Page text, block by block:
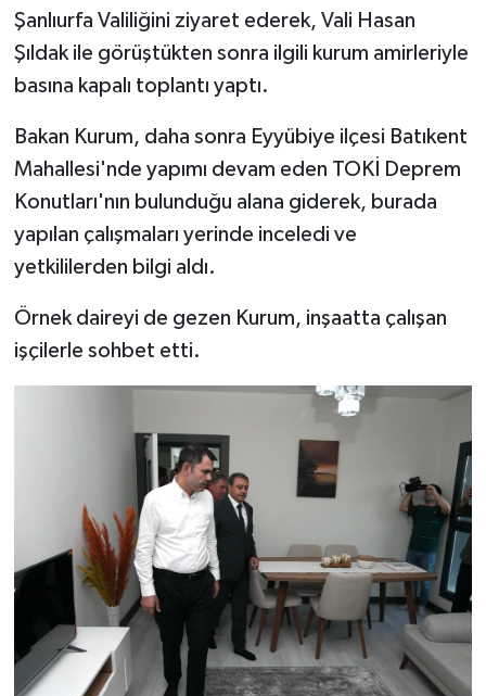
Şanlıurfa Valiliğini ziyaret ederek, Vali Hasan
Şıldak ile görüştükten sonra ilgili kurum amirleriyle
basına kapalı toplantı yaptı.
Bakan Kurum, daha sonra Eyyübiye ilçesi Batıkent
Mahallesi'nde yapımı devam eden TOKİ Deprem
Konutları'nın bulunduğu alana giderek, burada
yapılan çalışmaları yerinde inceledi ve
yetkililerden bilgi aldı.
Örnek daireyi de gezen Kurum, inşaatta çalışan
işçilerle sohbet etti.